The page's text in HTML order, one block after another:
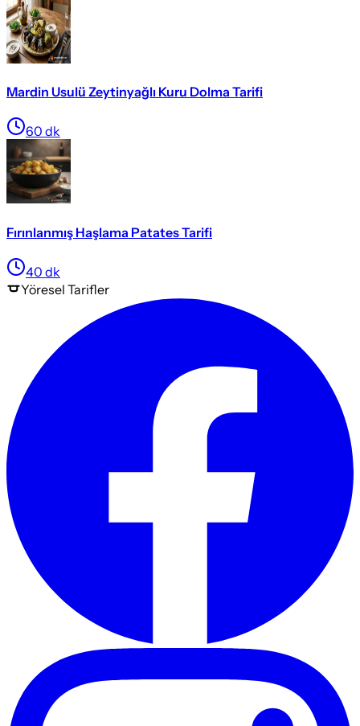
Mardin Usulü Zeytinyağlı Kuru Dolma Tarifi
60 dk
Fırınlanmış Haşlama Patates Tarifi
40 dk
Yöresel Tarifler